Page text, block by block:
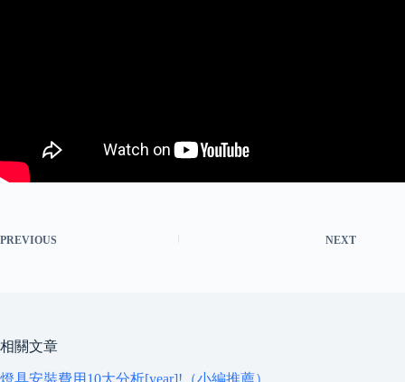
PREVIOUS NEXT
相關文章
燈具安裝費用10大分析[year]!（小編推薦）